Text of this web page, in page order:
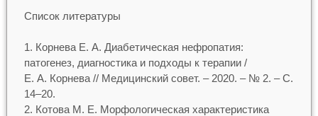
Список литературы
Корнева Е. А. Диабетическая нефропатия:
патогенез, диагностика и подходы к терапии /
Е. А. Корнева // Медицинский совет. – 2020. – № 2. – С.
14–20.
Котова М. Е. Морфологическая характеристика